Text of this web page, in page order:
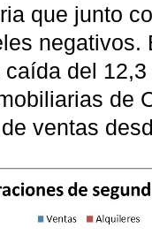
que junto
negativos.
del
de
ventas